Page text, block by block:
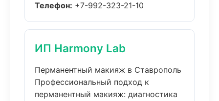
Телефон: +7-992-323-21-10
ИП Harmony Lab
Перманентный макияж в Ставрополь
Профессиональный подход к
перманентный макияж: диагностика